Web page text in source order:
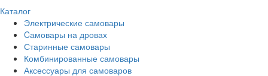
Каталог
Электрические самовары
Cамовары на дровах
Старинные самовары
Комбинированные самовары
Аксессуары для самоваров